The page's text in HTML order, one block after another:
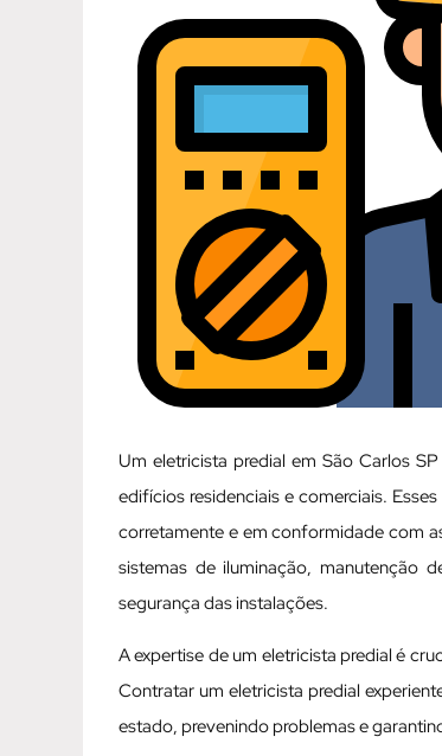
Um eletricista predial em São Carlos
edifícios residenciais e comerciais.
corretamente e em conformidade com
sistemas de iluminação, manutenção
segurança das instalações.
A expertise de um eletricista predial é
Contratar um eletricista predial
estado, prevenindo problemas e